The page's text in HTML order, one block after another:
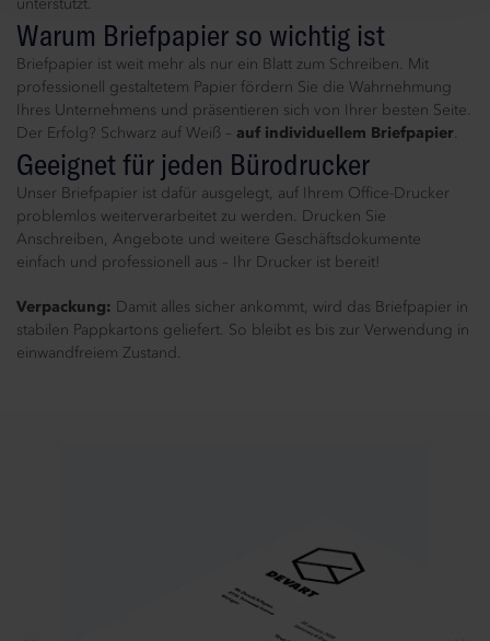
unterstützt.
Warum Briefpapier so wichtig ist
Briefpapier ist weit mehr als nur ein Blatt zum Schreiben. Mit
professionell gestaltetem Papier fördern Sie die Wahrnehmung
Ihres Unternehmens und präsentieren sich von Ihrer besten Seite.
Der Erfolg? Schwarz auf Weiß – auf individuellem Briefpapier.
Geeignet für jeden Bürodrucker
Unser Briefpapier ist dafür ausgelegt, auf Ihrem Office-Drucker
problemlos weiterverarbeitet zu werden. Drucken Sie
Anschreiben, Angebote und weitere Geschäftsdokumente
einfach und professionell aus – Ihr Drucker ist bereit!
Verpackung: Damit alles sicher ankommt, wird das Briefpapier in
stabilen Pappkartons geliefert. So bleibt es bis zur Verwendung in
einwandfreiem Zustand.